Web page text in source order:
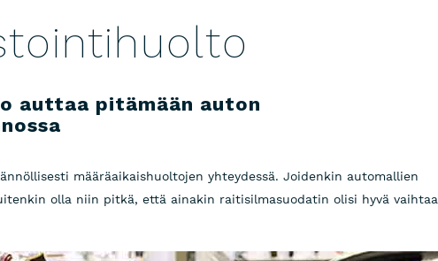
auttaa pitämään auton
määräaikaishuoltojen yhteydessä. Joidenkin automallien
olla niin pitkä, että ainakin raitisilmasuodatin olisi hyvä vaihtaa